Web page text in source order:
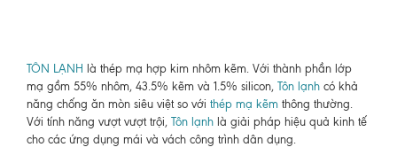
TÔN LẠNH là thép mạ hợp kim nhôm kẽm. Với thành phần lớp
mạ gồm 55% nhôm, 43.5% kẽm và 1.5% silicon, Tôn lạnh có khả
năng chống ăn mòn siêu việt so với thép mạ kẽm thông thường.
Với tính năng vượt vượt trội, Tôn lạnh là giải pháp hiệu quả kinh tế
cho các ứng dụng mái và vách công trình dân dụng.